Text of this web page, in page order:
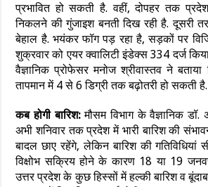
प्रभावित हो सकती है. वहीं, दोपहर तक
निकलने की गुंजाइश बनती दिख रही है. दूसरी
बेहाल है. भयंकर फॉग पड़ रहा है, सड़कों पर
शुक्रवार को एयर क्वालिटी इंडेक्स 334 दर्ज
वैज्ञानिक प्रोफेसर मनोज श्रीवास्तव ने
तापमान में 4 से 6 डिग्री तक बढ़ोतरी हो सकती है.
कब होगी बारिश:मौसम विभाग के वैज्ञानिक
अभी शनिवार तक प्रदेश में भारी बारिश की
बादल छाए रहेंगे, लेकिन बारिश की गतिविधियां
विक्षोभ सक्रिय होने के कारण 18 या 19
उत्तर प्रदेश के कुछ हिस्सों में हल्की बारिश व